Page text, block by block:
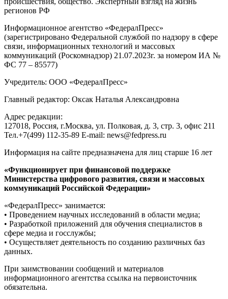
регионов РФ
Информационное агентство «ФедералПресс»
(зарегистрировано Федеральной службой по надзору в сфере
связи, информационных технологий и массовых
коммуникаций (Роскомнадзор) 21.07.2023г. за номером ИА №
ФС 77 – 85577)
Учредитель: ООО «ФедералПресс»
Главный редактор: Оксак Наталья Александровна
Адрес редакции:
127018, Россия, г.Москва, ул. Полковая, д. 3, стр. 3, офис 211
Тел.+7(499) 112-35-89 E-mail: news@fedpress.ru
Информация на сайте предназначена для лиц старше 16 лет
«Функционирует при финансовой поддержке
Министерства цифрового развития, связи и массовых
коммуникаций Российской Федерации»
«ФедералПресс» занимается:
• Проведением научных исследований в области медиа;
• Разработкой приложений для обучения специалистов в
сфере медиа и госслужбы;
• Осуществляет деятельность по созданию различных баз
данных.
При заимствовании сообщений и материалов
информационного агентства ссылка на первоисточник
обязательна.